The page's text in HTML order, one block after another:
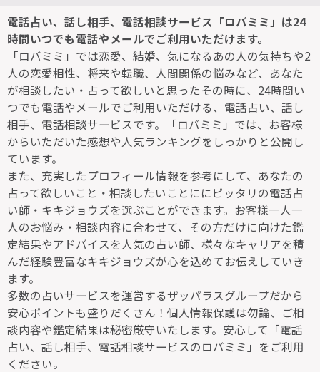
電話占い、話し相手、電話相談サービス「ロバミミ」は24
時間いつでも電話やメールでご利用いただけます。
「ロバミミ」では恋愛、結婚、気になるあの人の気持ちや2
人の恋愛相性、将来や転職、人間関係の悩みなど、あなた
が相談したい・占って欲しいと思ったその時に、24時間い
つでも電話やメールでご利用いただける、電話占い、話し
相手、電話相談サービスです。「ロバミミ」では、お客様
からいただいた感想や人気ランキングをしっかりと公開し
ています。
また、充実したプロフィール情報を参考にして、あなたの
占って欲しいこと・相談したいことににピッタリの電話占
い師・キキジョウズを選ぶことができます。お客様一人一
人のお悩み・相談内容に合わせて、その方だけに向けた鑑
定結果やアドバイスを人気の占い師、様々なキャリアを積
んだ経験豊富なキキジョウズが心を込めてお伝えしていき
ます。
多数の占いサービスを運営するザッパラスグループだから
安心ポイントも盛りだくさん！個人情報保護は勿論、ご相
談内容や鑑定結果は秘密厳守いたします。安心して「電話
占い、話し相手、電話相談サービスのロバミミ」をご利用
ください。